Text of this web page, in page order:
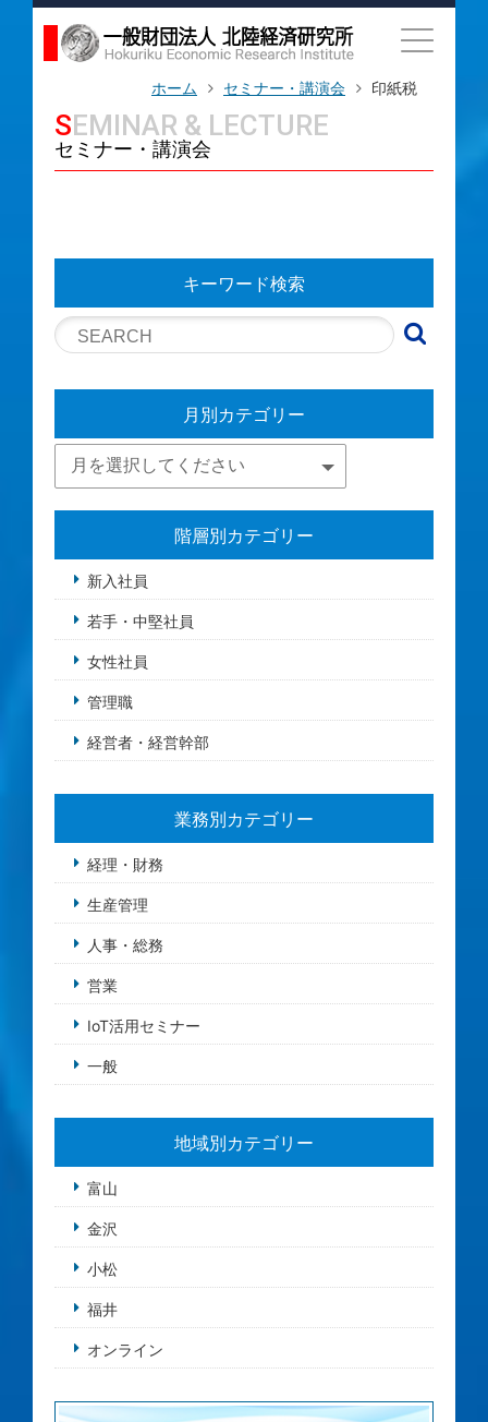
ホーム セミナー・講演会 印紙税
SEMINAR & LECTURE
セミナー・講演会
キーワード検索
月別カテゴリー
階層別カテゴリー
新入社員
若手・中堅社員
女性社員
管理職
経営者・経営幹部
業務別カテゴリー
経理・財務
生産管理
人事・総務
営業
IoT活用セミナー
一般
地域別カテゴリー
富山
金沢
小松
福井
オンライン